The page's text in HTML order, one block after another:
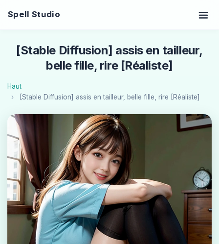
Spell Studio
[Stable Diffusion] assis en tailleur,
belle fille, rire [Réaliste]
Haut
[Stable Diffusion] assis en tailleur, belle fille, rire [Réaliste]